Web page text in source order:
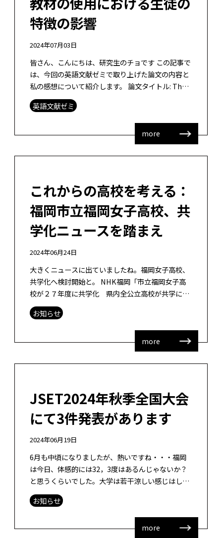
特徴の影響
2024年07月03日
皆さん、こんにちは、研究生のチョです この記事で
は、今回の英語文献ゼミで取り上げた論文の内容と
私の感想について紹介します。 論文タイトル: The
influence of student characteristics […]
英語文献ゼミ
more
これからの高校を考える：
福岡市立福岡女子高校、共
学化ニュースを踏まえ
2024年06月24日
大きくニュースに出ていましたね。福岡女子高校、
共学化へ検討開始と。 NHK福岡「市立福岡女子高
校が２７年度に共学化 県内全公立高校が共学に」
KBC「福岡女子高校の共学化検討 実施されれれば
公立女子高校は県内ゼロへ」 専 […]
お知らせ
more
JSET2024年秋季全国大会
にて3件発表があります
2024年06月19日
6月も中頃になりましたが、熱いですね・・・福岡
は今日、体感的には32，3度はあるんじゃないか？
と思うくらいでした。大学は若干涼しい感じはしま
すが。梅雨を通り越して、夏到来な感じがします。
9月に日本教育工学会全国大会が東 […]
お知らせ
more